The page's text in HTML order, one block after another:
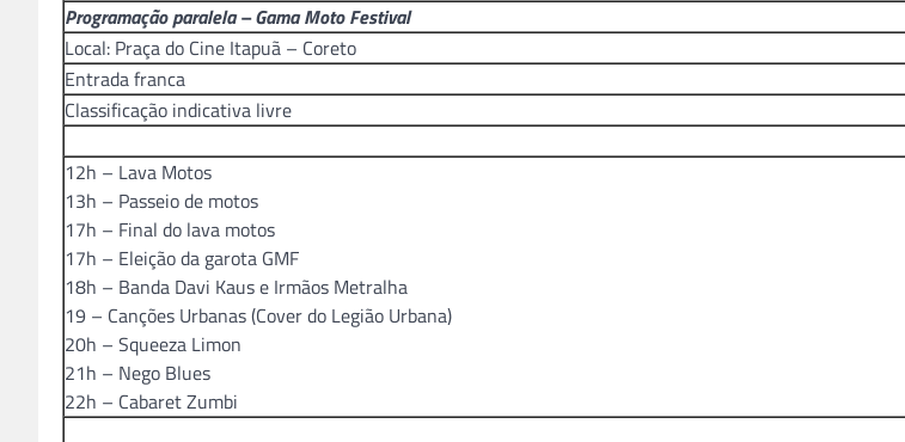
Programação paralela – Gama Moto Festival
Local: Praça do Cine Itapuã – Coreto
Entrada franca
Classificação indicativa livre
12h – Lava Motos
13h – Passeio de motos
17h – Final do lava motos
17h – Eleição da garota GMF
18h – Banda Davi Kaus e Irmãos Metralha
19 – Canções Urbanas (Cover do Legião Urbana)
20h – Squeeza Limon
21h – Nego Blues
22h – Cabaret Zumbi